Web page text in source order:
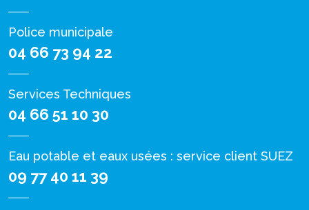
Police municipale
04 66 73 94 22
Services Techniques
04 66 51 10 30
Eau potable et eaux usées : service client SUEZ
09 77 40 11 39